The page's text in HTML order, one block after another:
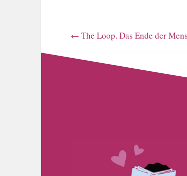
← The Loop. Das Ende der